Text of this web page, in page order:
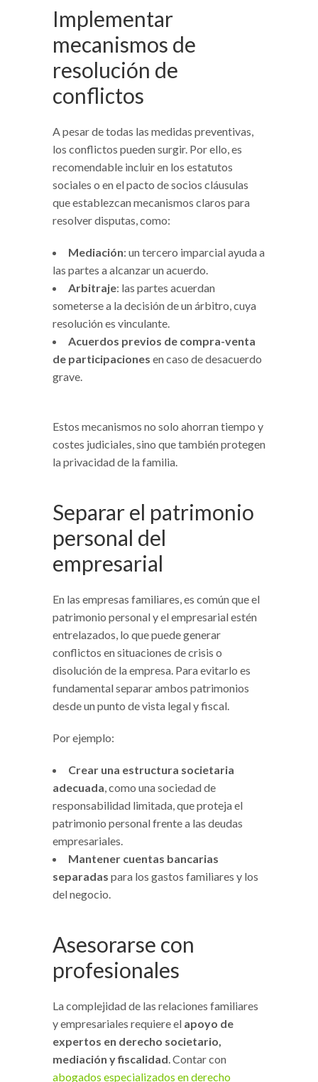
Implementar
mecanismos de
resolución de
conflictos
A pesar de todas las medidas preventivas,
los conflictos pueden surgir. Por ello, es
recomendable incluir en los estatutos
sociales o en el pacto de socios cláusulas
que establezcan mecanismos claros para
resolver disputas, como:
Mediación: un tercero imparcial ayuda a
las partes a alcanzar un acuerdo.
Arbitraje: las partes acuerdan
someterse a la decisión de un árbitro, cuya
resolución es vinculante.
Acuerdos previos de compra-venta
de participaciones en caso de desacuerdo
grave.
Estos mecanismos no solo ahorran tiempo y
costes judiciales, sino que también protegen
la privacidad de la familia.
Separar el patrimonio
personal del
empresarial
En las empresas familiares, es común que el
patrimonio personal y el empresarial estén
entrelazados, lo que puede generar
conflictos en situaciones de crisis o
disolución de la empresa. Para evitarlo es
fundamental separar ambos patrimonios
desde un punto de vista legal y fiscal.
Por ejemplo:
Crear una estructura societaria
adecuada, como una sociedad de
responsabilidad limitada, que proteja el
patrimonio personal frente a las deudas
empresariales.
Mantener cuentas bancarias
separadas para los gastos familiares y los
del negocio.
Asesorarse con
profesionales
La complejidad de las relaciones familiares
y empresariales requiere el apoyo de
expertos en derecho societario,
mediación y fiscalidad. Contar con
abogados especializados en derecho